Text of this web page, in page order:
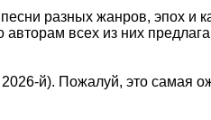
разных жанров, эпох и
всех из них
й). Пожалуй, это самая